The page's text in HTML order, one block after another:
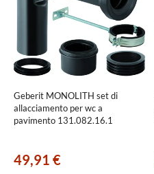
Geberit MONOLITH set di
allacciamento per wc a
pavimento 131.082.16.1
49,91 €